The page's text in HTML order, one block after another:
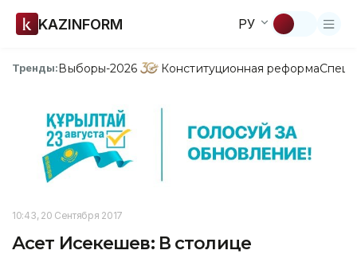
KAZINFORM РУ
Тренды:Выборы-2026 Конституционная реформа
10:43, 20 Сентября 2017
Асет Исекешев: В столице